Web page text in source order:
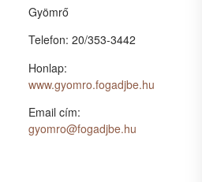
Gyömrő
Telefon: 20/353-3442
Honlap:
www.gyomro.fogadjbe.hu
Email cím:
gyomro@fogadjbe.hu